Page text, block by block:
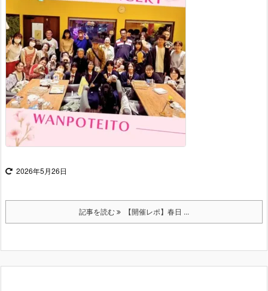
2026年5月26日
記事を読む 【開催レポ】春日 ...